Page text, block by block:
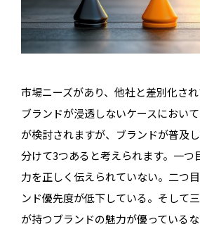
市場ニーズがあり、他社と差別化さ
ブランドが浸透しないケースにおい
が検討されますが、ブランドが普及
分けて3つあると考えられます。一つ
力を正しく伝えられていない。二つ
ンド優先度が低下している。そして
が持つブランドの魅力が優っている